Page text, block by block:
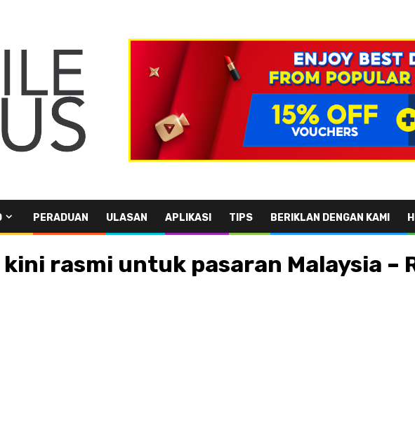
PERADUAN ULASAN APLIKASI TIPS BERIKLAN DENGAN KAMI
kini rasmi untuk pasaran Malaysia –